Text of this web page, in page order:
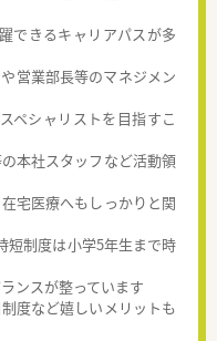
できるキャリアパスが多
営業部長等のマネジメン
ペシャリストを目指すこ
本社スタッフなど活動領
宅医療へもしっかりと関
短制度は小学5年生まで時
ンスが整っています
度など嬉しいメリットも